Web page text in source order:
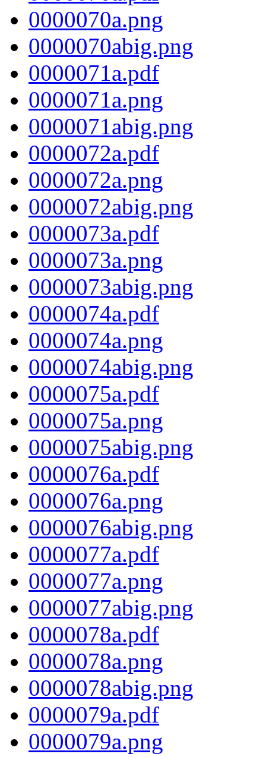
0000070a.png
0000070abig.png
0000071a.pdf
0000071a.png
0000071abig.png
0000072a.pdf
0000072a.png
0000072abig.png
0000073a.pdf
0000073a.png
0000073abig.png
0000074a.pdf
0000074a.png
0000074abig.png
0000075a.pdf
0000075a.png
0000075abig.png
0000076a.pdf
0000076a.png
0000076abig.png
0000077a.pdf
0000077a.png
0000077abig.png
0000078a.pdf
0000078a.png
0000078abig.png
0000079a.pdf
0000079a.png